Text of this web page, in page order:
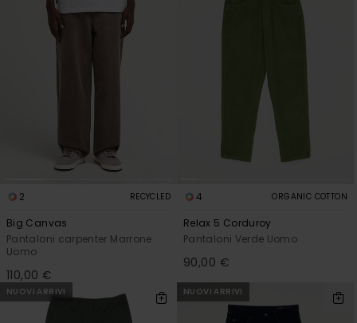
2 RECYCLED
Big Canvas
Pantaloni carpenter Marrone
Uomo
110,00 €
4 ORGANIC COTTON
Relax 5 Corduroy
Pantaloni Verde Uomo
90,00 €
NUOVI ARRIVI NUOVI ARRIVI